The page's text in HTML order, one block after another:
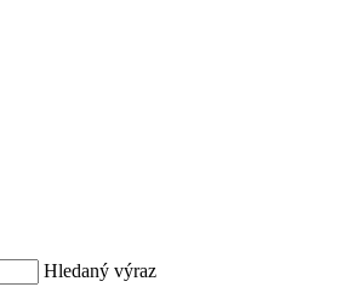
Hledaný výraz